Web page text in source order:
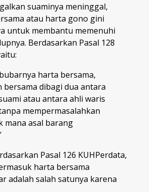
suaminya meninggal,
atau harta gono gini
untuk membantu memenuhi
Berdasarkan Pasal 128
harta bersama,
bersama dibagi dua antara
atau antara ahli waris
mempermasalahkan
mana asal barang
Pasal 126 KUHPerdata,
harta bersama
adalah salah satunya karena